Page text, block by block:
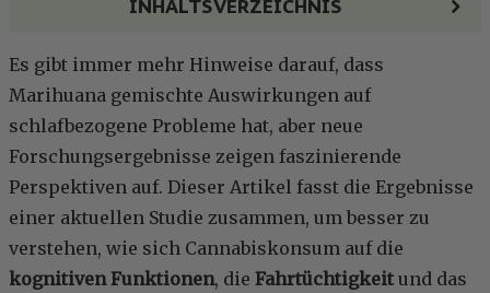
INHALTSVERZEICHNIS
Es gibt immer mehr Hinweise darauf, dass
Marihuana gemischte Auswirkungen auf
schlafbezogene Probleme hat, aber neue
Forschungsergebnisse zeigen faszinierende
Perspektiven auf. Dieser Artikel fasst die Ergebnisse
einer aktuellen Studie zusammen, um besser zu
verstehen, wie sich Cannabiskonsum auf die
kognitiven Funktionen, die Fahrtüchtigkeitund das